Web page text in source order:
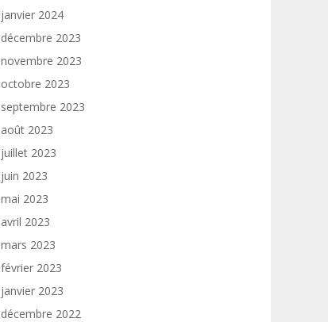
janvier 2024
décembre 2023
novembre 2023
octobre 2023
septembre 2023
août 2023
juillet 2023
juin 2023
mai 2023
avril 2023
mars 2023
février 2023
janvier 2023
décembre 2022